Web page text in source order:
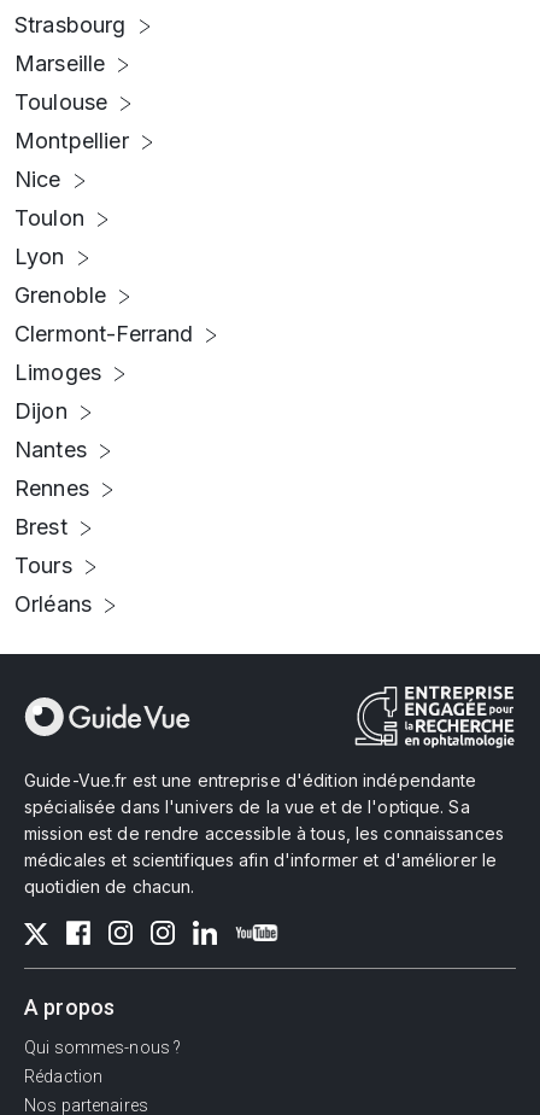
Strasbourg
Marseille
Toulouse
Montpellier
Nice
Toulon
Lyon
Grenoble
Clermont-Ferrand
Limoges
Dijon
Nantes
Rennes
Brest
Tours
Orléans
Guide-Vue.fr est une entreprise d'édition indépendante
spécialisée dans l'univers de la vue et de l'optique. Sa
mission est de rendre accessible à tous, les connaissances
médicales et scientifiques afin d'informer et d'améliorer le
quotidien de chacun.
A propos
Qui sommes-nous ?
Rédaction
Nos partenaires